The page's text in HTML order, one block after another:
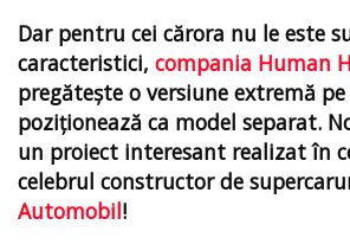
Dar pentru cei cărora nu le este
caracteristici, compania Human
pregătește o versiune extremă pe
poziționează ca model separat.
un proiect interesant realizat în
celebrul constructor de
Automobil!